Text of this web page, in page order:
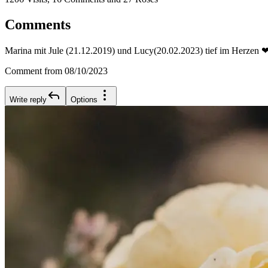
Comments
Marina mit Jule (21.12.2019) und Lucy(20.02.2023) tief im Herzen
Comment from 08/10/2023
Write reply Options